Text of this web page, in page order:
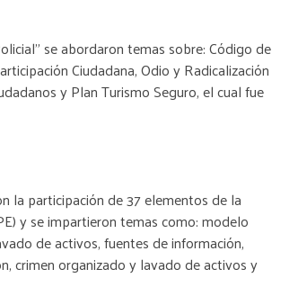
se abordaron temas sobre: Código de
Ciudadana, Odio y Radicalización
y Plan Turismo Seguro, el cual fue
la participación de 37 elementos de la
y se impartieron temas como: modelo
de activos, fuentes de información,
crimen organizado y lavado de activos y